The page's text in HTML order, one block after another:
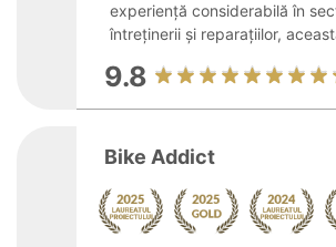
experiență considerabilă în
întreținerii și reparațiilor,
9.8
Bike Addict